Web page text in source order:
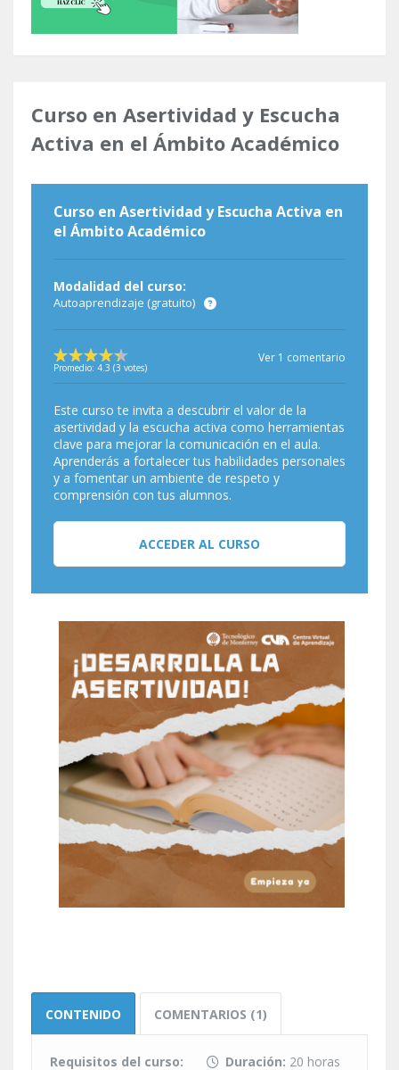
Curso en Asertividad y Escucha
Activa en el Ámbito Académico
Curso en Asertividad y Escucha Activa en
el Ámbito Académico
Modalidad del curso:
Autoaprendizaje (gratuito)
Promedio: 4.3 (3 votes)
Ver 1 comentario
Este curso te invita a descubrir el valor de la
asertividad y la escucha activa como herramientas
clave para mejorar la comunicación en el aula.
Aprenderás a fortalecer tus habilidades personales
y a fomentar un ambiente de respeto y
comprensión con tus alumnos.
ACCEDER AL CURSO
CONTENIDO COMENTARIOS (1)
Duración: 20 horas
Requisitos del curso: